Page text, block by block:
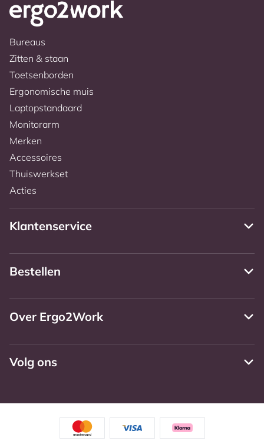
Bureaus
Zitten & staan
Toetsenborden
Ergonomische muis
Laptopstandaard
Monitorarm
Merken
Accessoires
Thuiswerkset
Acties
Klantenservice
Bestellen
Over Ergo2Work
Volg ons